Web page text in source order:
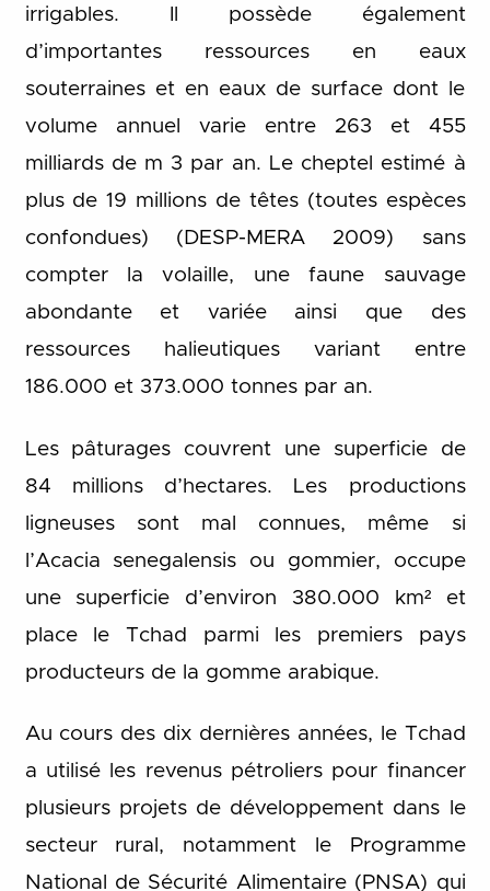
irrigables. Il possède également
d’importantes ressources en eaux
souterraines et en eaux de surface dont le
volume annuel varie entre 263 et 455
milliards de m 3 par an. Le cheptel estimé à
plus de 19 millions de têtes (toutes espèces
confondues) (DESP-MERA 2009) sans
compter la volaille, une faune sauvage
abondante et variée ainsi que des
ressources halieutiques variant entre
186.000 et 373.000 tonnes par an.
Les pâturages couvrent une superficie de
84 millions d’hectares. Les productions
ligneuses sont mal connues, même si
l’Acacia senegalensis ou gommier, occupe
une superficie d’environ 380.000 km² et
place le Tchad parmi les premiers pays
producteurs de la gomme arabique.
Au cours des dix dernières années, le Tchad
a utilisé les revenus pétroliers pour financer
plusieurs projets de développement dans le
secteur rural, notamment le Programme
National de Sécurité Alimentaire (PNSA) qui